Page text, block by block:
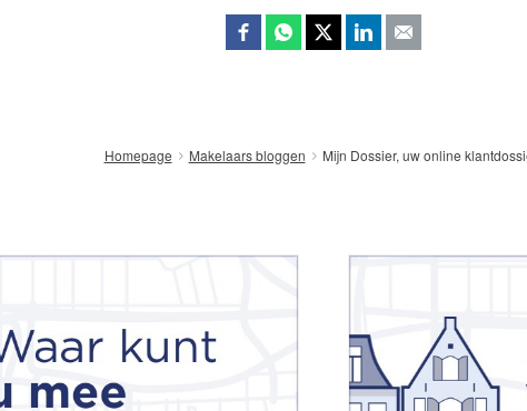
Homepage Makelaars bloggen Mijn Dossier, uw online